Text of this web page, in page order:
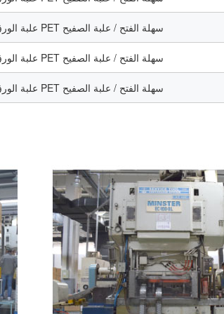
علبة الورق / علبة PET سهلة الفتح / علبة الصفيح
علبة الورق / علبة PET سهلة الفتح / علبة الصفيح
علبة الورق / علبة PET سهلة الفتح / علبة الصفيح